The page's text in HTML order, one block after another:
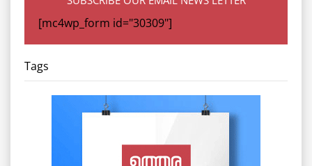
[mc4wp_form id="30309"]
Tags